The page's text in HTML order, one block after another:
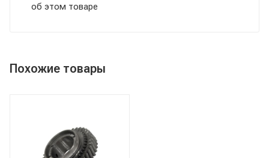
об этом товаре
Похожие товары